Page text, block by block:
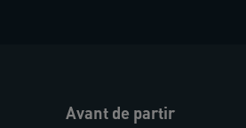
Avant de partir